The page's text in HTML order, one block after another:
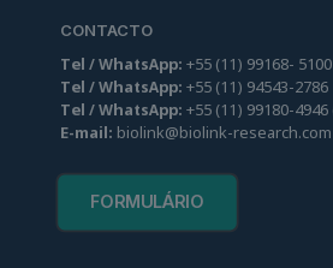
CONTACTO
Tel / WhatsApp: +55 (11) 99168- 5100
Tel / WhatsApp: +55 (11) 94543-2786
Tel / WhatsApp: +55 (11) 99180-4946
E-mail: biolink@biolink-research.com
FORMULÁRIO